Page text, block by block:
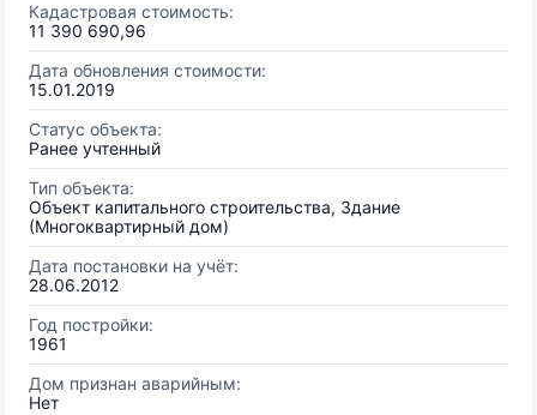
Кадастровая стоимость:
11 390 690,96
Дата обновления стоимости:
15.01.2019
Статус объекта:
Ранее учтенный
Тип объекта:
Объект капитального строительства, Здание
(Многоквартирный дом)
Дата постановки на учёт:
28.06.2012
Год постройки:
1961
Дом признан аварийным:
Нет